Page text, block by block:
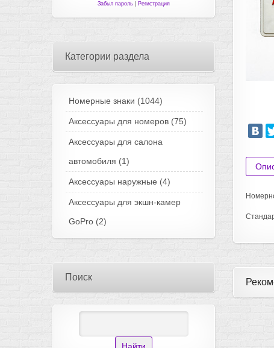
Забыл пароль Регистрация
Категории раздела
Номерные знаки (1044)
Аксессуары для номеров (75)
Аксессуары для салона
автомобиля (1)
Аксессуары наружные (4)
Аксессуары для экшн-камер
GoPro (2)
Поиск